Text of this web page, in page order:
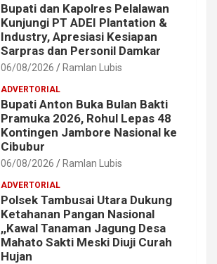
Bupati dan Kapolres Pelalawan
Kunjungi PT ADEI Plantation &
Industry, Apresiasi Kesiapan
Sarpras dan Personil Damkar
06/08/2026 Ramlan Lubis
ADVERTORIAL
Bupati Anton Buka Bulan Bakti
Pramuka 2026, Rohul Lepas 48
Kontingen Jambore Nasional ke
Cibubur
06/08/2026 Ramlan Lubis
ADVERTORIAL
Polsek Tambusai Utara Dukung
Ketahanan Pangan Nasional
,,Kawal Tanaman Jagung Desa
Mahato Sakti Meski Diuji Curah
Hujan